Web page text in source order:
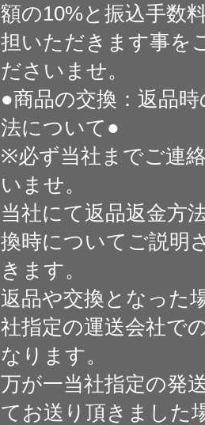
額の10%と振込手数
担いただきます事を
ださいませ。
●商品の交換：返品
法について●
※必ず当社までご連
いませ。
当社にて返品返金方
換時についてご説明
きます。
返品や交換となった
社指定の運送会社で
なります。
万が一当社指定の発
てお送り頂きました